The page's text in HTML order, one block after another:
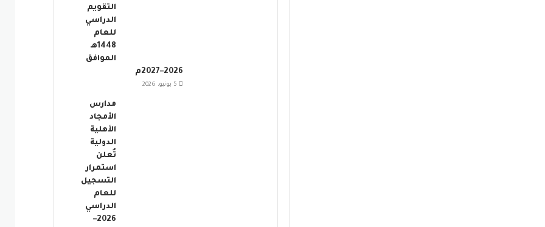
التقويم
الدراسي
للعام
1448هـ
الموافق
2026–2027م
5 يونيو، 2026
مدارس
الأمجاد
الأهلية
الدولية
تُعلن
استمرار
التسجيل
للعام
الدراسي
2026–